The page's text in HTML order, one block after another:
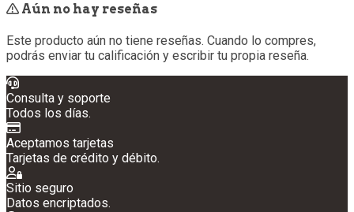
Aún no hay reseñas
Este producto aún no tiene reseñas. Cuando lo compres,
podrás enviar tu calificación y escribir tu propia reseña.
Consulta y soporte
Todos los días.
Aceptamos tarjetas
Tarjetas de crédito y débito.
Sitio seguro
Datos encriptados.